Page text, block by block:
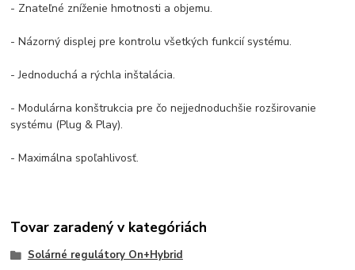
- Znateľné zníženie hmotnosti a objemu.
- Názorný displej pre kontrolu všetkých funkcií systému.
- Jednoduchá a rýchla inštalácia.
- Modulárna konštrukcia pre čo nejjednoduchšie rozširovanie
systému (Plug & Play).
- Maximálna spoľahlivosť.
Tovar zaradený v kategóriách
Solárné regulátory On+Hybrid